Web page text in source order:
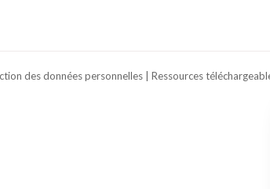
des données personnelles Ressources